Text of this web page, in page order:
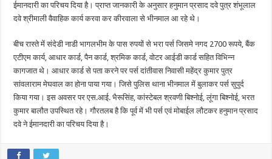
ईमानदारी का परिचय दिया है। प्राप्त जानकारी के अनुसार हनुमान प्रसाद दवे पुत्र शंभूलाल
दवे श्रीमाली वैवाहिक कार्य करवा कर कीरवाला से भीनमाल आ रहे थे।
बीच रास्ते में संदेडी नाडी भागलभीम के पास रुपयों से भरा पर्स जिसमे नगद 2700 रूपये, बैंक
एटीएम कार्य, आधार कार्ड, पैन कार्ड, श्रमिक कार्ड, वोटर आईडी कार्ड सहित विभिन्न
कागजात थे। आधार कार्ड से पता करने पर पर्स दांतीवास निवासी महेंद्र कुमार पुत्र
सांवलाराम मेघवाल का होना पाया गया। जिसे पुलिस थाना भीनमाल में बुलाकर पर्स सुपुर्द
किया गया। इस अवसर पर एस.आई. भैरूसिंह, कांस्टेबल श्रवणी बिश्नोई, लूंगा बिश्नोई, भरत
कुमार बालौत उपस्थित रहे। गौरतलब है कि पूर्व में भी पर्स एवं मोबाईल लौटकर हनुमान प्रसाद
दवे ने ईमानदारी का परिचय दिया है।